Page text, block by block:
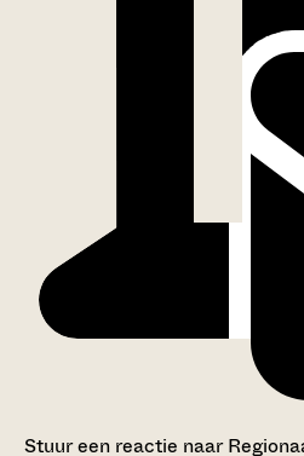
Stuur een reactie naar